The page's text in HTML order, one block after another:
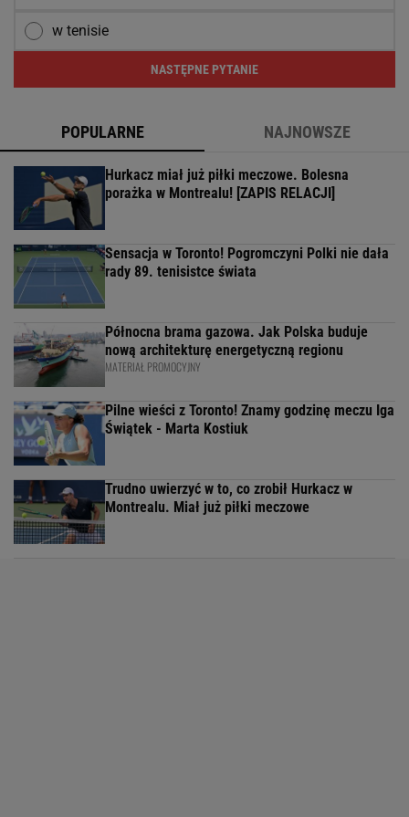
w tenisie
NASTĘPNE PYTANIE
POPULARNE NAJNOWSZE
Hurkacz miał już piłki meczowe. Bolesna
porażka w Montrealu! [ZAPIS RELACJI]
Sensacja w Toronto! Pogromczyni Polki nie dała
rady 89. tenisistce świata
Północna brama gazowa. Jak Polska buduje
nową architekturę energetyczną regionu
MATERIAŁ PROMOCYJNY
Pilne wieści z Toronto! Znamy godzinę meczu Iga
Świątek - Marta Kostiuk
Trudno uwierzyć w to, co zrobił Hurkacz w
Montrealu. Miał już piłki meczowe